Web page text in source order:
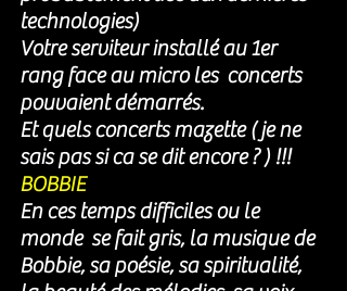
technologies)
Votre serviteur installé au 1er
rang face au micro les  concerts
pouvaient démarrés.
Et quels concerts mazette ( je ne
sais pas si ca se dit encore ? ) !!!
BOBBIE
En ces temps difficiles ou le
monde  se fait gris, la musique de
Bobbie, sa poésie, sa spiritualité,